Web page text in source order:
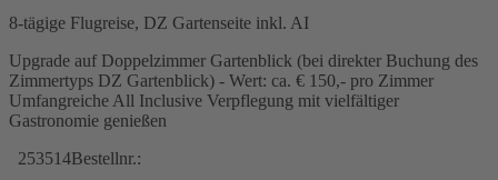
8-tägige Flugreise, DZ Gartenseite inkl. AI
Upgrade auf Doppelzimmer Gartenblick (bei direkter Buchung des
Zimmertyps DZ Gartenblick) - Wert: ca. € 150,- pro Zimmer
Umfangreiche All Inclusive Verpflegung mit vielfältiger
Gastronomie genießen
253514Bestellnr.: